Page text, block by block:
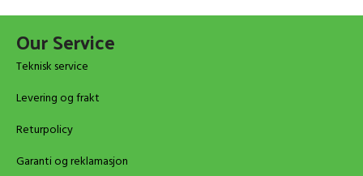
Our Service
Teknisk service
Levering og frakt
Returpolicy
Garanti og reklamasjon